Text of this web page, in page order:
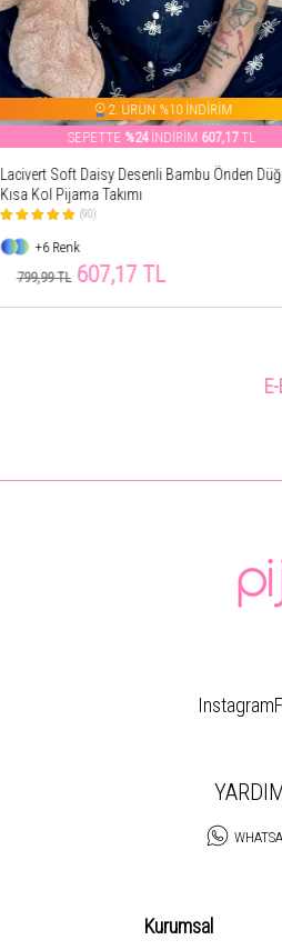
2. ÜRÜN %10 İNDİRİM
SEPETTE %25İNDİRİM 563,70TL
Leopar Desenli Örme Önden Düğmeli Kısa Kol
Pijama
(216)
+24 Renk
749,99 TL 563,70 TL
Instagram
Kurumsal